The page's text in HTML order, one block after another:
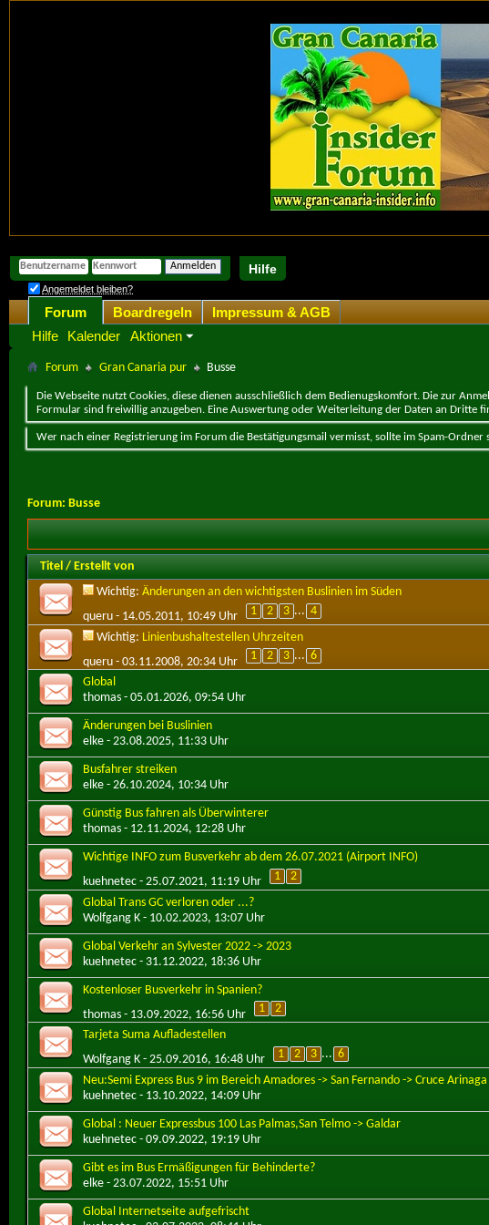
Hilfe
Angemeldet bleiben?
Forum
Hilfe
Kalender Aktionen
Boardregeln
Impressum & AGB
Forum Gran Canaria pur Busse
Die Webseite nutzt Cookies, diese dienen ausschließlich dem Bedienugskomfort. Die zur
Formular sind freiwillig anzugeben. Eine Auswertung oder Weiterleitung der Daten an Dritte
Wer nach einer Registrierung im Forum die Bestätigungsmail vermisst, sollte im Spam-
Forum: Busse
Titel / Erstellt von
Wichtig: Änderungen an den wichtigsten Buslinien im Süden
queru - 14.05.2011, 10:49 Uhr 1 2 3 ... 4
Wichtig: Linienbushaltestellen Uhrzeiten
queru - 03.11.2008, 20:34 Uhr 1 2 3 ... 6
Global
thomas - 05.01.2026, 09:54 Uhr
Änderungen bei Buslinien
elke - 23.08.2025, 11:33 Uhr
Busfahrer streiken
elke - 26.10.2024, 10:34 Uhr
Günstig Bus fahren als Überwinterer
thomas - 12.11.2024, 12:28 Uhr
Wichtige INFO zum Busverkehr ab dem 26.07.2021 (Airport INFO)
kuehnetec - 25.07.2021, 11:19 Uhr 1 2
Global Trans GC verloren oder ...?
Wolfgang K - 10.02.2023, 13:07 Uhr
Global Verkehr an Sylvester 2022 -> 2023
kuehnetec - 31.12.2022, 18:36 Uhr
Kostenloser Busverkehr in Spanien?
thomas - 13.09.2022, 16:56 Uhr 1 2
Tarjeta Suma Aufladestellen
Wolfgang K - 25.09.2016, 16:48 Uhr 1 2 3 ... 6
Neu:Semi Express Bus 9 im Bereich Amadores -> San Fernando -> Cruce Arinaga
kuehnetec - 13.10.2022, 14:09 Uhr
Global : Neuer Expressbus 100 Las Palmas,San Telmo -> Galdar
kuehnetec - 09.09.2022, 19:19 Uhr
Gibt es im Bus Ermäßigungen für Behinderte?
elke - 23.07.2022, 15:51 Uhr
Global Internetseite aufgefrischt